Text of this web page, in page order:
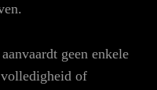
geen enkele
of